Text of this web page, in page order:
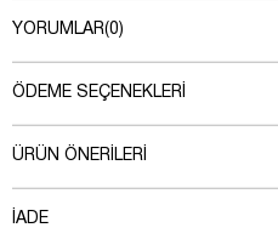
YORUMLAR(0)
ÖDEME SEÇENEKLERI
ÜRÜN ÖNERILERI
İADE